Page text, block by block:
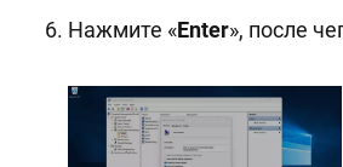
Нажмите «Enter», после